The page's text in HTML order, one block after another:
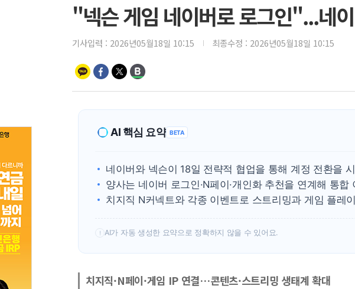
"넥슨 게임 네이버로 로그인"...네
기사입력 : 2026년05월18일 10:15 최종수정 : 2026년05월18일 10:15
AI 핵심 요약 BETA
네이버와 넥슨이 18일 전략적 협업을 통해 계정 전환을
양사는 네이버 로그인·N페이·개인화 추천을 연계해 통
치지직 N커넥트와 각종 이벤트로 스트리밍과 게임 플레
! AI가 자동 생성한 요약으로 정확하지 않을 수 있어요.
치지직·N페이·게임 IP 연결…콘텐츠·스트리밍 생태계 확대